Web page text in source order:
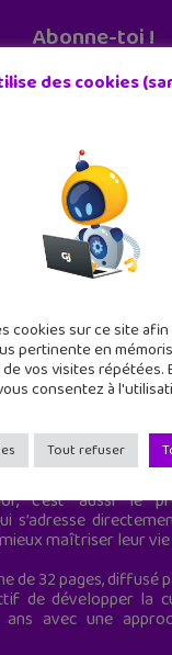
Abonne-toi !
11 numéros par an
est le premier site de
des adolescents.
c’est aussi le
s’adresse
maîtriser leur
de 32 pages, diffusé
de développer la
ans avec une
des cookies
cookies sur ce site
pertinente en
vos visites répétées.
consentez à
Tout refuser